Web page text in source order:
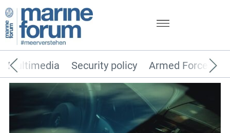
Security policy Armed Forces
Multimedia